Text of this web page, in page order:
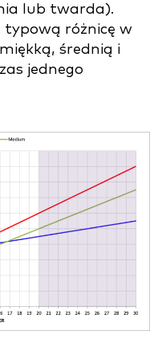
lub twarda).
typową różnicę w
średnią i
jednego